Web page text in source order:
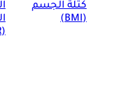
كتلة الجسم
(BMI)
(BMR)